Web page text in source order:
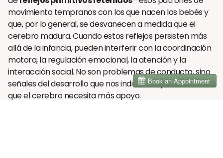
movimiento tempranos con los que nacen los bebés y
que, por lo general, se desvanecen a medida que el
cerebro madura. Cuando estos reflejos persisten más
allá de la infancia, pueden interferir con la coordinación
motora, la regulación emocional, la atención y la
interacción social. No son problemas de conducta, sino
señales del desarrollo que nos indican los puntos en los
que el cerebro necesita más apoyo.